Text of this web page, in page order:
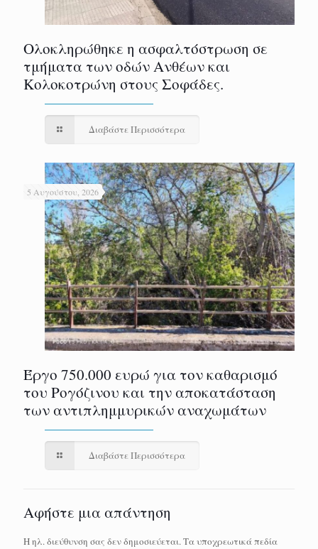
Ολοκληρώθηκε η ασφαλτόστρωση σε
τμήματα των οδών Ανθέων και
Κολοκοτρώνη στους Σοφάδες.
Διαβάστε Περισσότερα
5 Αυγούστου, 2026
Έργο 750.000 ευρώ για τον καθαρισμό
του Ρογόζινου και την αποκατάσταση
των αντιπλημμυρικών αναχωμάτων
Διαβάστε Περισσότερα
Αφήστε μια απάντηση
Η ηλ. διεύθυνση σας δεν δημοσιεύεται.Τα υποχρεωτικά πεδία